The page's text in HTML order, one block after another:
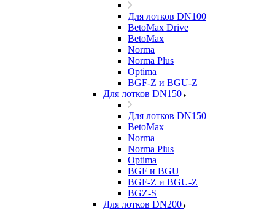
Для лотков DN100
BetoMax Drive
BetoMax
Norma
Norma Plus
Optima
BGF-Z и BGU-Z
Для лотков DN150
Для лотков DN150
BetoMax
Norma
Norma Plus
Optima
BGF и BGU
BGF-Z и BGU-Z
BGZ-S
Для лотков DN200